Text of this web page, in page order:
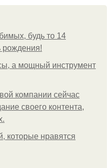
будь то 14
рождения!
а мощный инструмент
компании сейчас
своего контента,
которые нравятся